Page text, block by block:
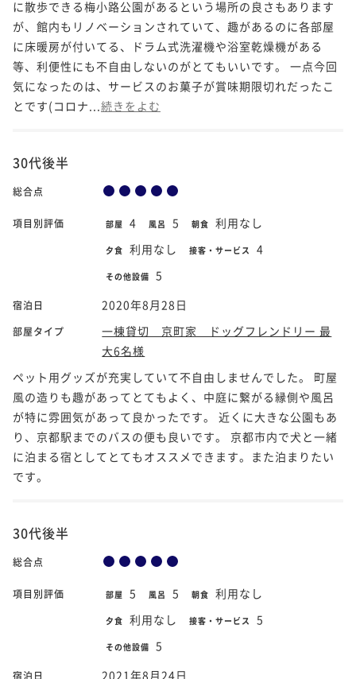
に散歩できる梅小路公園があるという場所の良さもあります
が、館内もリノベーションされていて、趣があるのに各部屋
に床暖房が付いてる、ドラム式洗濯機や浴室乾燥機がある
等、利便性にも不自由しないのがとてもいいです。 一点今回
気になったのは、サービスのお菓子が賞味期限切れだったこ
とです(コロナ... 続きをよむ
30代後半
総合点
項目別評価 部屋 4 風呂 5 朝食 利用なし
夕食 利用なし 接客・サービス 4
その他設備 5
宿泊日 2020年8月28日
部屋タイプ
一棟貸切 京町家 ドッグフレンドリー 最
大6名様
ペット用グッズが充実していて不自由しませんでした。 町屋
風の造りも趣があってとてもよく、中庭に繋がる縁側や風呂
が特に雰囲気があって良かったです。 近くに大きな公園もあ
り、京都駅までのバスの便も良いです。 京都市内で犬と一緒
に泊まる宿としてとてもオススメできます。また泊まりたい
です。
30代後半
総合点
項目別評価 部屋 5 風呂 5 朝食 利用なし
夕食 利用なし 接客・サービス 5
その他設備 5
宿泊日 2021年8月24日